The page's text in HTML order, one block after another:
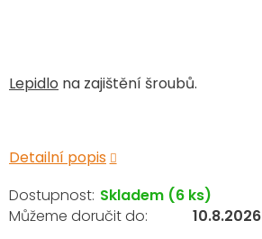
Lepidlo na zajištění šroubů.
Detailní popis
Skladem (6 ks)
10.8.2026